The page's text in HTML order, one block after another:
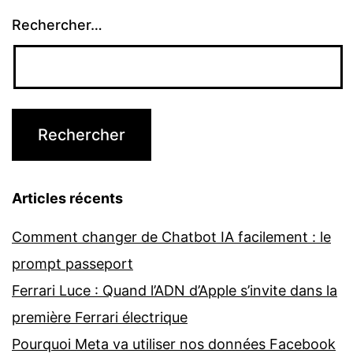
Rechercher…
Articles récents
Comment changer de Chatbot IA facilement : le
prompt passeport
Ferrari Luce : Quand l’ADN d’Apple s’invite dans la
première Ferrari électrique
Pourquoi Meta va utiliser nos données Facebook